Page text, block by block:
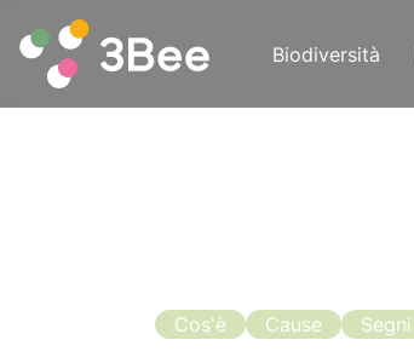
Biodiversità
Cos'è Cause Segni